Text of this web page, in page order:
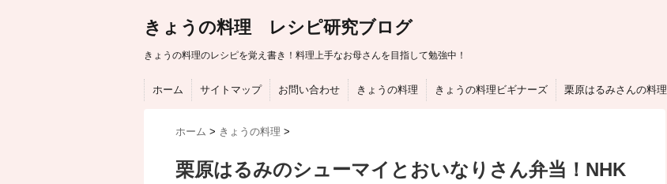
きょうの料理 レシピ研究ブログ
きょうの料理のレシピを覚え書き！料理上手なお母さんを目指して勉強中！
ホーム サイトマップ お問い合わせ きょうの料理 きょうの料理ビギナーズ 栗原はるみさんの料理
ホーム > きょうの料理 >
栗原はるみのシューマイとおいなりさん弁当！NHK